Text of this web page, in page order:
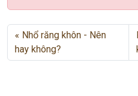
Nhổ răng khôn - Nên
hay không?